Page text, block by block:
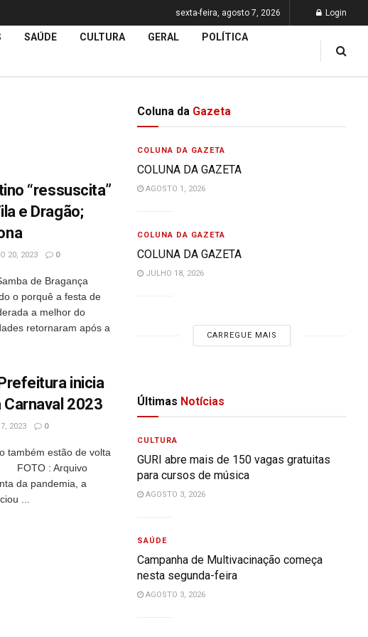
sexta-feira, agosto 7, 2026 Login
SAÚDE CULTURA GERAL POLÍTICA
“ressuscita”
e Dragão;
20, 2023 0
de Bragança
o porquê a festa de
a melhor do
retornaram após a
inicia
2023
2023 0
também estão de volta
FOTO : Arquivo
da pandemia, a
...
Coluna da Gazeta
COLUNA DA GAZETA
COLUNA DA GAZETA
AGOSTO 1, 2026
COLUNA DA GAZETA
COLUNA DA GAZETA
JULHO 18, 2026
CARREGUE MAIS
Últimas Notícias
CULTURA
GURI abre mais de 150 vagas gratuitas
para cursos de música
AGOSTO 3, 2026
SAÚDE
Campanha de Multivacinação começa
nesta segunda-feira
AGOSTO 3, 2026